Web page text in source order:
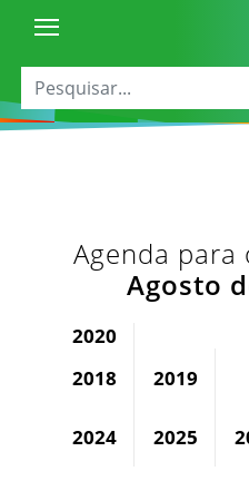
Agenda para
Agosto
2020
2018
2019
2024 2025